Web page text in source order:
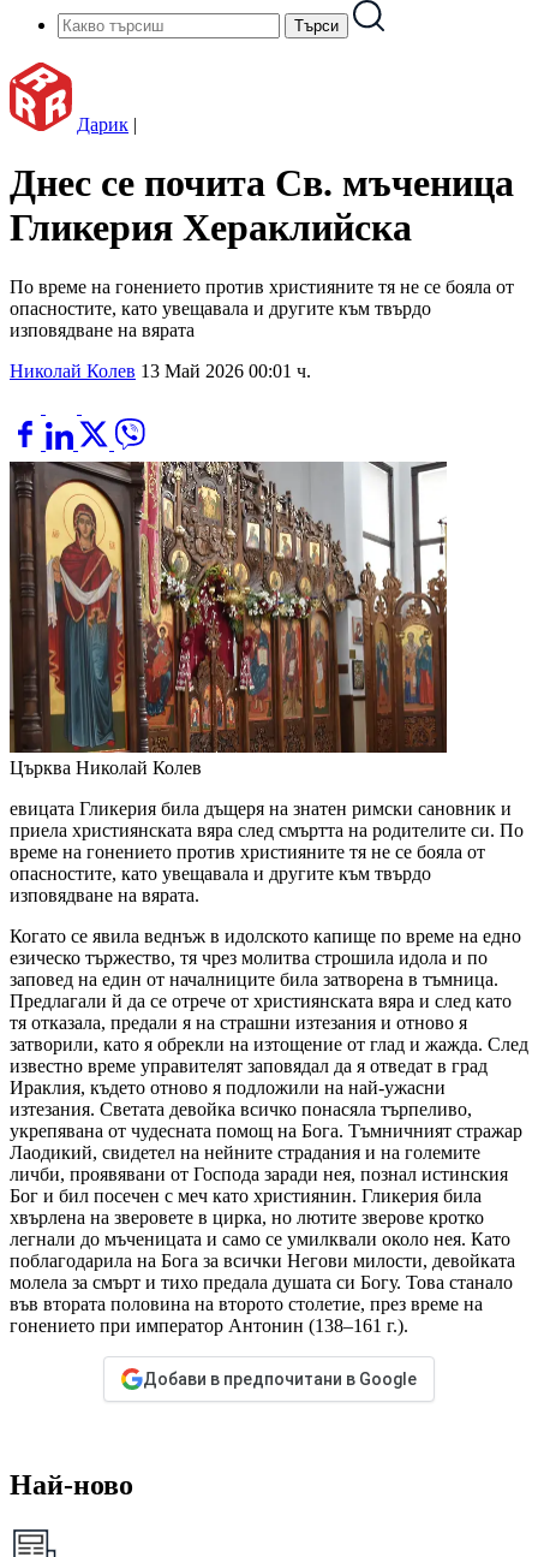
Дарик |
Днес се почита Св. мъченица
Гликерия Хераклийска
По време на гонението против християните тя не се бояла от
опасностите, като увещавала и другите към твърдо
изповядване на вярата
Николай Колев 13 Май 2026 00:01 ч.
Църква Николай Колев
евицата Гликерия била дъщеря на знатен римски сановник и
приела християнската вяра след смъртта на родителите си. По
време на гонението против християните тя не се бояла от
опасностите, като увещавала и другите към твърдо
изповядване на вярата.
Когато се явила веднъж в идолското капище по време на едно
езическо тържество, тя чрез молитва строшила идола и по
заповед на един от началниците била затворена в тъмница.
Предлагали й да се отрече от християнската вяра и след като
тя отказала, предали я на страшни изтезания и отново я
затворили, като я обрекли на изтощение от глад и жажда. След
известно време управителят заповядал да я отведат в град
Ираклия, където отново я подложили на най-ужасни
изтезания. Светата девойка всичко понасяла търпеливо,
укрепявана от чудесната помощ на Бога. Тъмничният стражар
Лаодикий, свидетел на нейните страдания и на големите
личби, проявявани от Господа заради нея, познал истинския
Бог и бил посечен с меч като християнин. Гликерия била
хвърлена на зверовете в цирка, но лютите зверове кротко
легнали до мъченицата и само се умилквали около нея. Като
поблагодарила на Бога за всички Негови милости, девойката
молела за смърт и тихо предала душата си Богу. Това станало
във втората половина на второто столетие, през време на
гонението при император Антонин (138–161 г.).
Добави в предпочитани в Google
Най-ново